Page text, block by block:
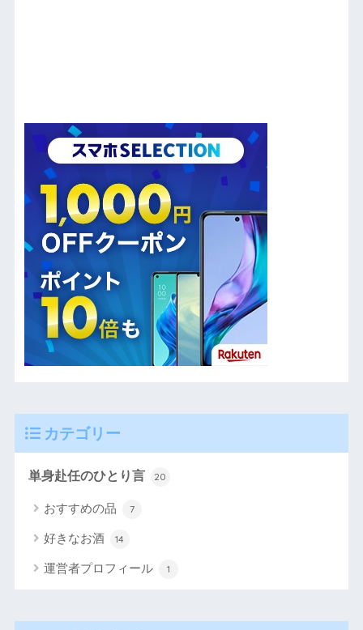
カテゴリー
単身赴任のひとり言 20
おすすめの品 7
好きなお酒 14
運営者プロフィール 1